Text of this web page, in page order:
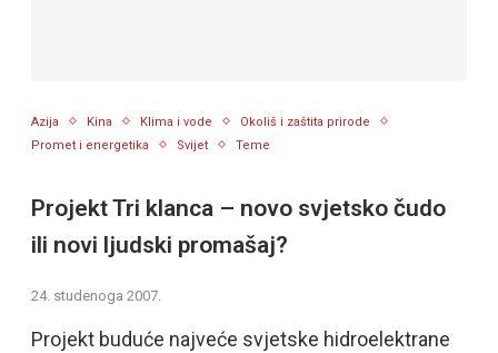
Azija Kina Klima i vode
Okoliš i zaštita prirode
Promet i energetika
Svijet Teme
Projekt Tri klanca – novo svjetsko čudo
ili novi ljudski promašaj?
24. studenoga 2007.
Projekt buduće najveće svjetske hidroelektrane